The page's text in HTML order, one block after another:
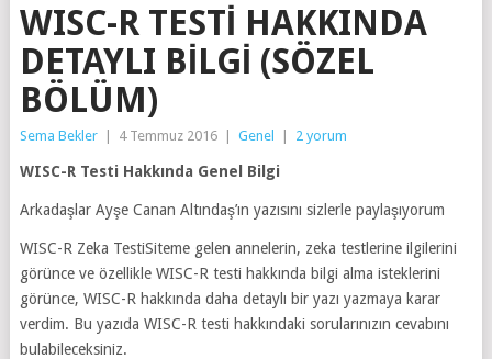
WISC-R TESTI HAKKINDA
DETAYLI BILGI (SÖZEL
BÖLÜM)
Sema Bekler 4 Temmuz 2016 Genel 2 yorum
WISC-R Testi Hakkında Genel Bilgi
Arkadaşlar Ayşe Canan Altındaş’ın yazısını sizlerle paylaşıyorum
WISC-R Zeka TestiSiteme gelen annelerin, zeka testlerine ilgilerini
görünce ve özellikle WISC-R testi hakkında bilgi alma isteklerini
görünce, WISC-R hakkında daha detaylı bir yazı yazmaya karar
verdim. Bu yazıda WISC-R testi hakkındaki sorularınızın cevabını
bulabileceksiniz.